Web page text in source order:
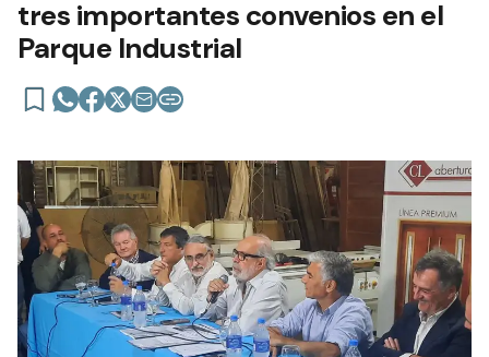
tres importantes convenios en el
Parque Industrial